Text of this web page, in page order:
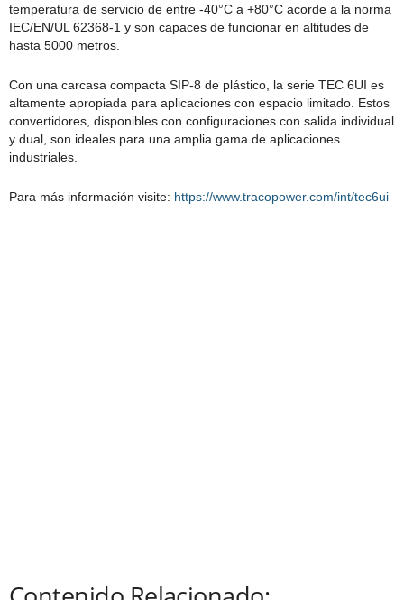
temperatura de servicio de entre -40°C a +80°C acorde a la norma
IEC/EN/UL 62368-1 y son capaces de funcionar en altitudes de
hasta 5000 metros.
Con una carcasa compacta SIP-8 de plástico, la serie TEC 6UI es
altamente apropiada para aplicaciones con espacio limitado. Estos
convertidores, disponibles con configuraciones con salida individual
y dual, son ideales para una amplia gama de aplicaciones
industriales.
Para más información visite: https://www.tracopower.com/int/tec6ui